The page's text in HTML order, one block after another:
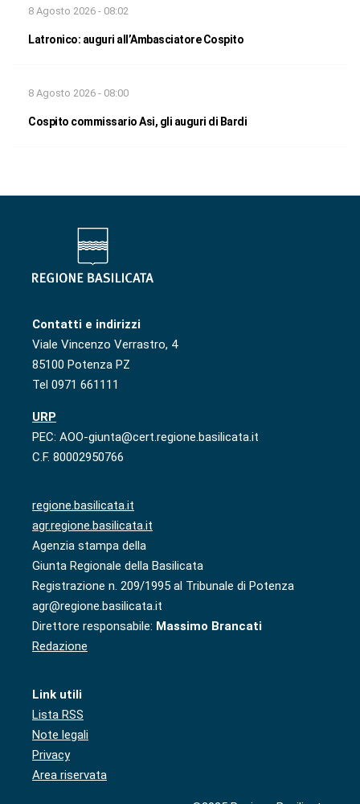
8 Agosto 2026 - 08:02
Latronico: auguri all’Ambasciatore Cospito
8 Agosto 2026 - 08:00
Cospito commissario Asi, gli auguri di Bardi
Contatti e indirizzi
Viale Vincenzo Verrastro, 4
85100 Potenza PZ
Tel 0971 661111
URP
PEC: AOO-giunta@cert.regione.basilicata.it
C.F. 80002950766
regione.basilicata.it
agr.regione.basilicata.it
Agenzia stampa della
Giunta Regionale della Basilicata
Registrazione n. 209/1995 al Tribunale di Potenza
agr@regione.basilicata.it
Direttore responsabile: Massimo Brancati
Redazione
Link utili
Lista RSS
Note legali
Privacy
Area riservata